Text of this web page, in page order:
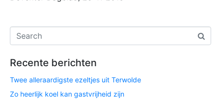
Recente berichten
Twee alleraardigste ezeltjes uit Terwolde
Zo heerlijk koel kan gastvrijheid zijn